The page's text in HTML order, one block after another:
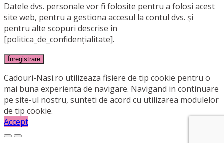
Datele dvs. personale vor fi folosite pentru a folosi acest
site web, pentru a gestiona accesul la contul dvs. și
pentru alte scopuri descrise în
[politica_de_confidențialitate].
Înregistrare
Cadouri-Nasi.ro utilizeaza fisiere de tip cookie pentru o
mai buna experienta de navigare. Navigand in continuare
pe site-ul nostru, sunteti de acord cu utilizarea modulelor
de tip cookie.
Accept